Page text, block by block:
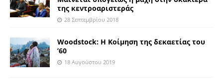
της κεντροαριστεράς
28 Σεπτεμβρίου 2018
Woodstock: Η Κοίμηση της δεκαετίας του
’60
18 Αυγούστου 2019